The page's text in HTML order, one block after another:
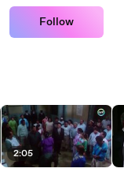
Follow
2:05